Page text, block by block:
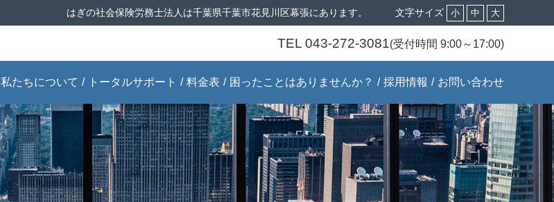
はぎの社会保険労務士法人は千葉県千葉市花見川区幕張にあります。 文字サイズ 小 中 大
TEL 043-272-3081(受付時間 9:00～17:00)
私たちについて
ごあいさつ
当事務所の特徴
事務所案内
スタッフ紹介
トータルサポート
給与計算サポー
ト
助成金申請サポ
ート
就業規則トータ
ルサポート
料金表 困ったことはありませんか？
Q&Aこれで解
決！労務問題
書式・雛形ダウ
ンロード
事業主の労災特
別加入
失敗しない人材
選び
採用情報 お問い合わせ